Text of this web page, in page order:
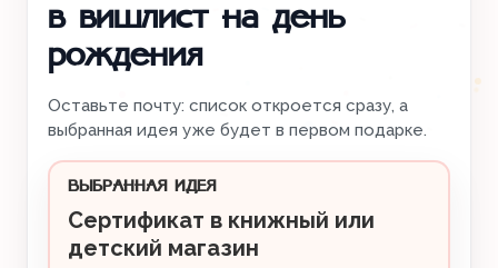
в вишлист на день
рождения
Оставьте почту: список откроется сразу, а
выбранная идея уже будет в первом подарке.
ВЫБРАННАЯ ИДЕЯ
Сертификат в книжный или
детский магазин